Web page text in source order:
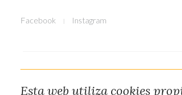
Facebook Instagram
Esta web utiliza cookies